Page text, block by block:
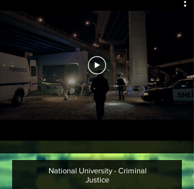
National University - Criminal
Justice